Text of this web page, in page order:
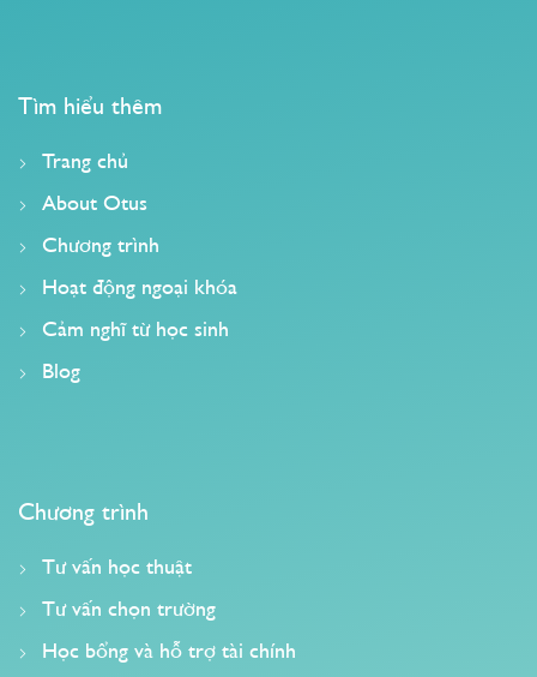
Tìm hiểu thêm
Trang chủ
About Otus
Chương trình
Hoạt động ngoại khóa
Cảm nghĩ từ học sinh
Blog
Chương trình
Tư vấn học thuật
Tư vấn chọn trường
Học bổng và hỗ trợ tài chính